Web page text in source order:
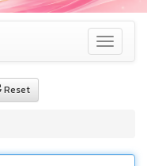
Toggle
Reset